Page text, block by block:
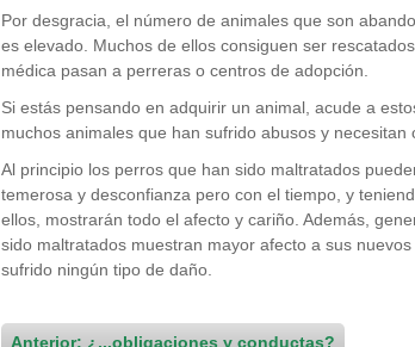
Por desgracia, el número de animales que son
es elevado. Muchos de ellos consiguen ser
médica pasan a perreras o centros de adopción.
Si estás pensando en adquirir un animal, acude a
muchos animales que han sufrido abusos y necesitan
Al principio los perros que han sido maltratados
temerosa y desconfianza pero con el tiempo, y
ellos, mostrarán todo el afecto y cariño. Además,
sido maltratados muestran mayor afecto a sus
sufrido ningún tipo de daño.
Anterior: ¿...obligaciones y conductas?